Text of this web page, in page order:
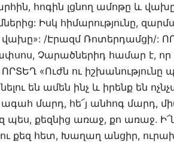
հոգին լցնող ամոթը և
Իսկ հիմարությունը,
վախը»: /Էրազմ Ռոտերդամցի/:
Չարածներիդ համար է,
«Ուժն ու իշխանությունը
են ամեն ինչ և իրենք են
ագահ մարդ, հե՜յ անհոգ մարդ,
քեզնից առաջ, քո առաջ.
քեզ հետ, Խաղաղ անցիր,